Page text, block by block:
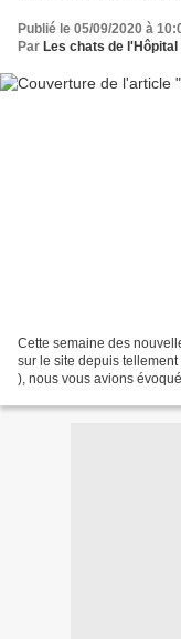
Publié le 05/09/2020 à
Par Les chats de
Cette semaine des
sur le site depuis
), nous vous avions